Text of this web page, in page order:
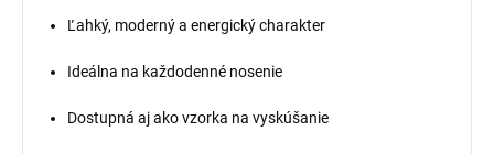
Ľahký, moderný a energický charakter
Ideálna na každodenné nosenie
Dostupná aj ako vzorka na vyskúšanie